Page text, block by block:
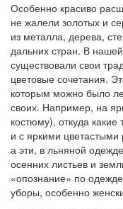
Особенно красиво
не жалели золотых и
из металла, дерева,
дальних стран. В
существовали свои
цветовые сочетания.
которым можно было
своих. Например, на
костюму), откуда
и с яркими
а эти, в льняной
осенних листьев и
«опознание» по
уборы, особенно